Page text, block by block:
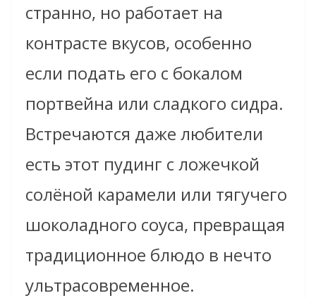
странно, но работает на
контрасте вкусов, особенно
если подать его с бокалом
портвейна или сладкого сидра.
Встречаются даже любители
есть этот пудинг с ложечкой
солёной карамели или тягучего
шоколадного соуса, превращая
традиционное блюдо в нечто
ультрасовременное.